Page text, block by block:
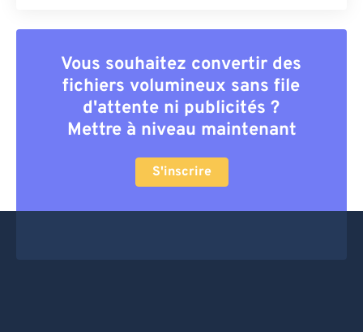
Vous souhaitez convertir des
fichiers volumineux sans file
d'attente ni publicités ?
Mettre à niveau maintenant
S'inscrire